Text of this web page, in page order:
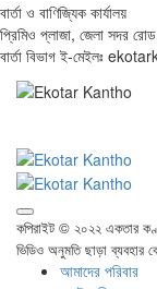
বার্তা ও বাণিজ্যিক কার্যালয়
প্রিমিও প্লাজা, জেলা সদর
বার্তা বিভাগ ই-মেইলঃ
কপিরাইট © ২০২২ একতার
ভিডিও অনুমতি ছাড়া ব্যবহার
আমাদের পরিবার